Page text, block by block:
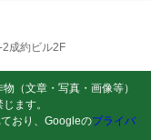
成約ビル2F
（文章・写真・画像等）
ます。
おり、Googleのプライバ